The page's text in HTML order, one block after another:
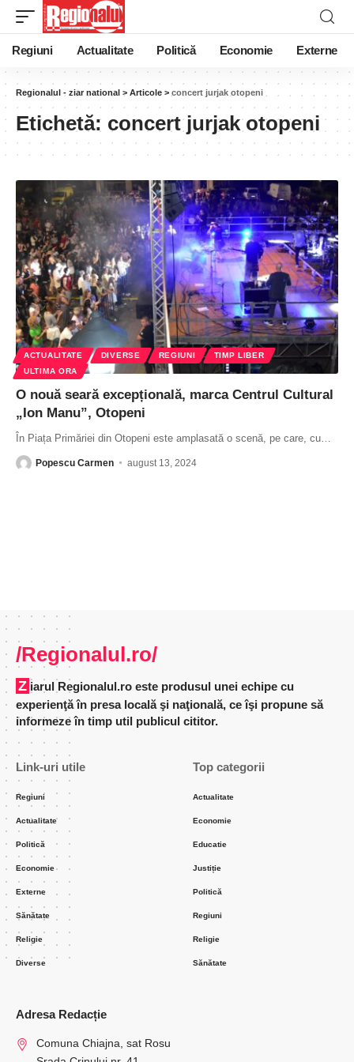
Regiuni Actualitate Politică Economie Externe
Regionalul - ziar national > Articole > concert jurjak otopeni
Etichetă: concert jurjak otopeni
ACTUALITATE DIVERSE REGIUNI
TIMP LIBER
ULTIMA ORA
O nouă seară excepțională, marca Centrul Cultural
„Ion Manu”, Otopeni
În Piața Primăriei din Otopeni este amplasată o scenă, pe care, cu
Popescu Carmen august 13, 2024
/Regionalul.ro/
Ziarul Regionalul.ro este produsul unei echipe cu
experienţă în presa locală şi naţională, ce îşi propune să
informeze în timp util publicul cititor.
Link-uri utile
Regiuni
Actualitate
Politică
Economie
Externe
Sănătate
Religie
Diverse
Top categorii
Actualitate
Economie
Educatie
Justiție
Politică
Regiuni
Religie
Sănătate
Adresa Redacție
Comuna Chiajna, sat Rosu